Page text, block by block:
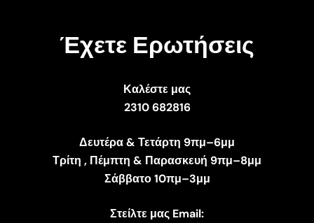
Έχετε Ερωτήσεις
Καλέστε μας
2310 682816
Δευτέρα & Τετάρτη 9πμ–6μμ
Τρίτη , Πέμπτη & Παρασκευή 9πμ–8μμ
Σάββατο 10πμ–3μμ
Στείλτε μας Email: